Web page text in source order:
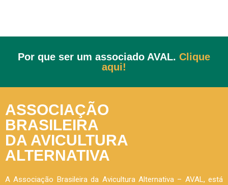
Por que ser um associado AVAL. Clique
aqui!
ASSOCIAÇÃO
BRASILEIRA
DA AVICULTURA
ALTERNATIVA
A Associação Brasileira da Avicultura Alternativa – AVAL, está